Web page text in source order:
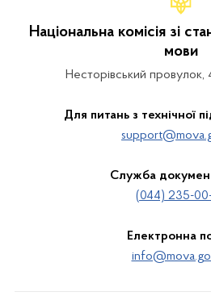
Національна комісія зі
мови
Несторівський провулок,
Для питань з технічної
Служба
(044) 235-
Електронна